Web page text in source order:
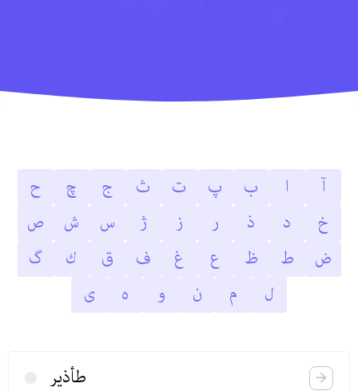
آ ا ب پ ت ث ج چ
ح
خ
د ذ ر ز ژ س ش
ص
ض
ط ظ ع غ ف ق ك
گ
ل
م ن و ه ى
طأذیر